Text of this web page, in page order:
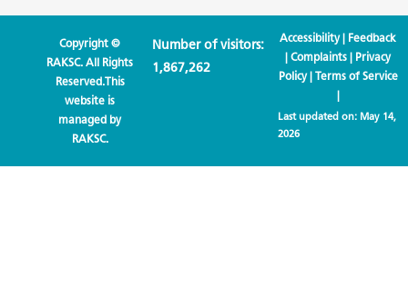
Copyright ©
RAKSC. All Rights
Reserved.This
website is
managed by
RAKSC.
Number of visitors:
1,867,262
Accessibility| Feedback
|Complaints | Privacy
Policy| Terms of Service
|
Last updated on: May 14,
2026